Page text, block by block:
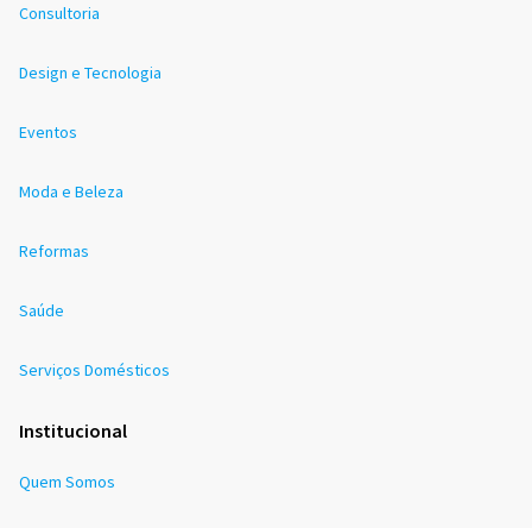
Consultoria
Design e Tecnologia
Eventos
Moda e Beleza
Reformas
Saúde
Serviços Domésticos
Institucional
Quem Somos